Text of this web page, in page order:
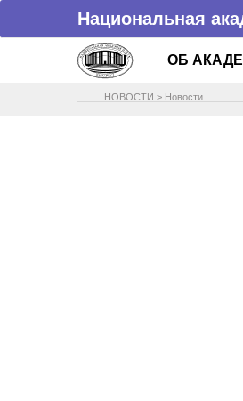
Национальная
ОБ
НОВОСТИ > Новости